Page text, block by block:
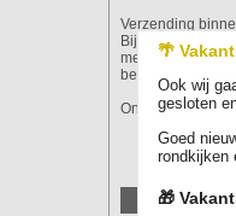
Verzending
Bij bestellingen
met track &
beschermhoesje.
Ontdek ons
🌴
Ook wij
gesloten
Goed
rondkijken
🎁